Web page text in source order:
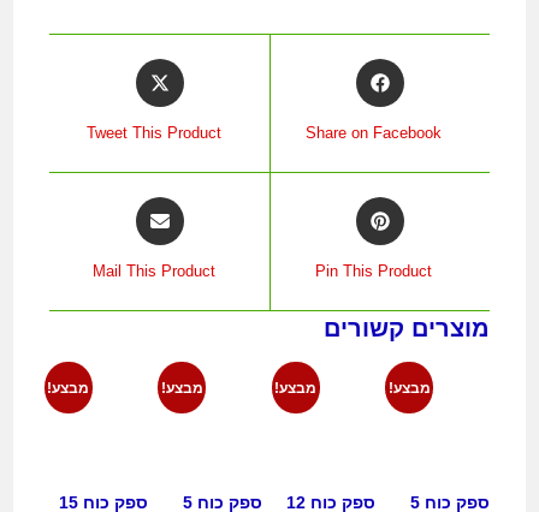
Share on Facebook
Tweet This Product
Pin This Product
Mail This Product
מוצרים קשורים
מבצע!
ספק כוח 5
מבצע!
ספק כוח 12
מבצע!
ספק כוח 5
מבצע!
ספק כוח 15